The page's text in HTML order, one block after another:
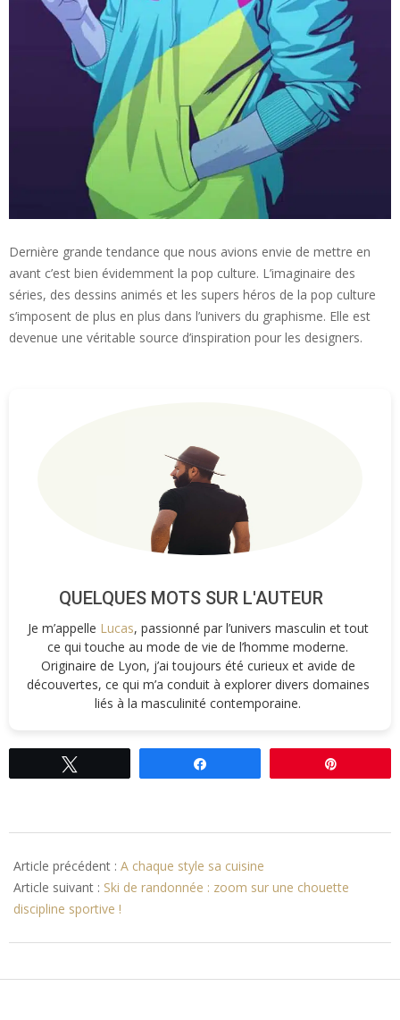
Dernière grande tendance que nous avions envie de mettre en
avant c’est bien évidemment la pop culture. L’imaginaire des
séries, des dessins animés et les supers héros de la pop culture
s’imposent de plus en plus dans l’univers du graphisme. Elle est
devenue une véritable source d’inspiration pour les designers.
QUELQUES MOTS SUR L'AUTEUR
Je m’appelle Lucas, passionné par l’univers masculin et tout
ce qui touche au mode de vie de l’homme moderne.
Originaire de Lyon, j’ai toujours été curieux et avide de
découvertes, ce qui m’a conduit à explorer divers domaines
liés à la masculinité contemporaine.
11-
02
Article précédent : A chaque style sa cuisine
Article suivant : Ski de randonnée : zoom sur une chouette
discipline sportive !